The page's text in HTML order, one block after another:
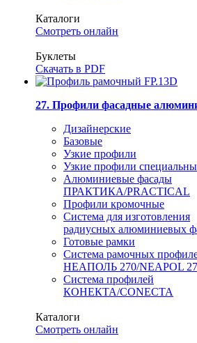
Каталоги
Смотреть онлайн
Буклеты
Скачать в PDF
27. Профили фасадные
Дизайнерские
Базовые
Узкие профили
Узкие профили
Алюминиевые фасады
ПРАКТИКА/PRACTICAL
Профили кромочные
Система для изготовления
радиусных алюминиевых
Готовые рамки
Система рамочных
НЕАПОЛЬ 270/NEAPOL
Система профилей
КОНЕКТА/CONECTA
Каталоги
Смотреть онлайн